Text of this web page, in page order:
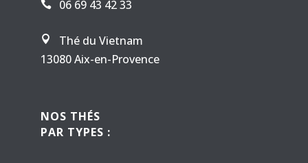
 06 69 43 42 33

Thé du Vietnam
13080 Aix-en-Provence
NOS THÉS
PAR TYPES :